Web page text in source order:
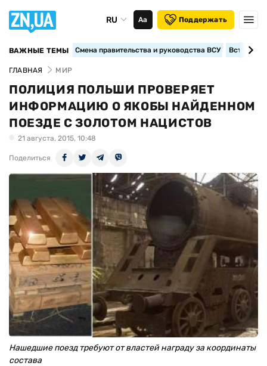
RU Аа Поддержать
ВАЖНЫЕ ТЕМЫ Смена правительства и руководства ВСУ
ГЛАВНАЯ МИР
ПОЛИЦИЯ ПОЛЬШИ ПРОВЕРЯЕТ
ИНФОРМАЦИЮ О ЯКОБЫ НАЙДЕННОМ
ПОЕЗДЕ С ЗОЛОТОМ НАЦИСТОВ
21 августа, 2015, 10:48
Поделиться
Нашедшие поезд требуют от властей награду за координаты
состава